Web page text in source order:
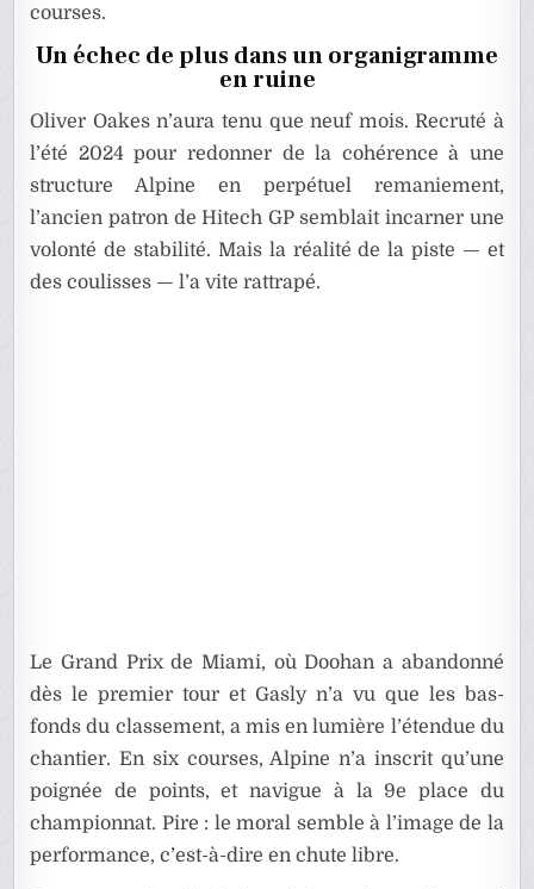
courses.
Un échec de plus dans un organigramme
en ruine
Oliver Oakes n’aura tenu que neuf mois. Recruté à
l’été 2024 pour redonner de la cohérence à une
structure Alpine en perpétuel remaniement,
l’ancien patron de Hitech GP semblait incarner une
volonté de stabilité. Mais la réalité de la piste — et
des coulisses — l’a vite rattrapé.
Le Grand Prix de Miami, où Doohan a abandonné
dès le premier tour et Gasly n’a vu que les bas-
fonds du classement, a mis en lumière l’étendue du
chantier. En six courses, Alpine n’a inscrit qu’une
poignée de points, et navigue à la 9e place du
championnat. Pire : le moral semble à l’image de la
performance, c’est-à-dire en chute libre.